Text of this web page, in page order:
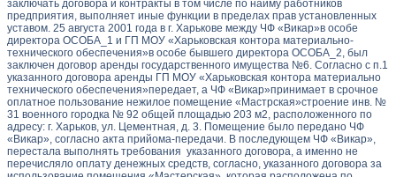
заключать договора и контракты в том числе по найму работников
предприятия, выполняет иные функции в пределах прав установленных
уставом. 25 августа 2001 года в г. Харькове между ЧФ «Викар»в особе
директора ОСОБА_1 и ГП МОУ «Харьковская контора материально-
технического обеспечения»в особе бывшего директора ОСОБА_2, был
заключен договор аренды государственного имущества №6. Согласно с п.1
указанного договора аренды ГП МОУ «Харьковская контора материально
технического обеспечения»передает, а ЧФ «Викар»принимает в срочное
оплатное пользование нежилое помещение «Мастрская»строение инв. №
31 военного городка № 92 общей площадью 203 м2, расположенного по
адресу: г. Харьков, ул. Цементная, д. 3. Помещение было передано ЧФ
«Викар», согласно акта прийома-передачи. В последующем ЧФ «Викар»,
перестала выполнять требования указанного договора, а именно не
перечисляло оплату денежных средств, согласно, указанного договора за